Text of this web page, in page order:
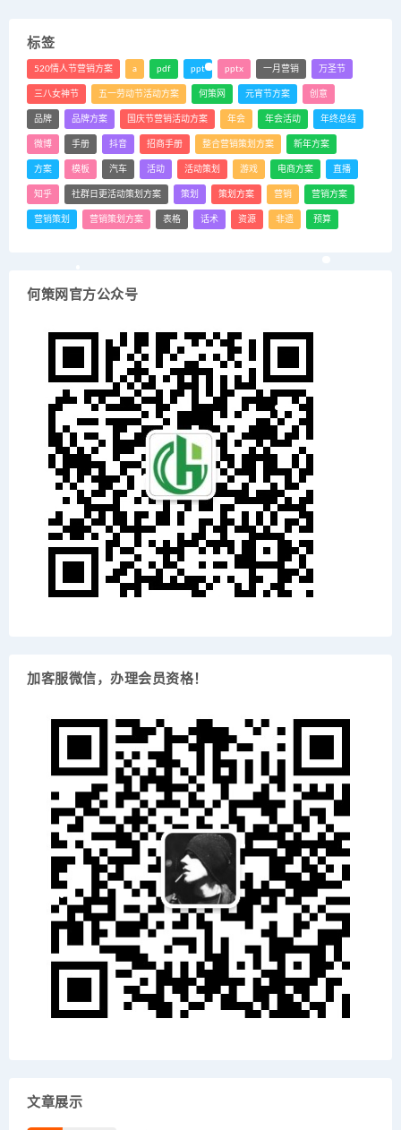
标签
520情人节营销方案 a pdf ppt pptx 一月营销 万圣节
三八女神节 五一劳动节活动方案 何策网 元宵节方案 创意
品牌 品牌方案 国庆节营销活动方案 年会 年会活动 年终总结
微博 手册 抖音 招商手册 整合营销策划方案 新年方案
方案 模板 汽车 活动 活动策划 游戏 电商方案 直播
知乎 社群日更活动策划方案 策划 策划方案 营销 营销方案
营销策划 营销策划方案 表格 话术 资源 非遗 预算
何策网官方公众号
加客服微信，办理会员资格！
文章展示